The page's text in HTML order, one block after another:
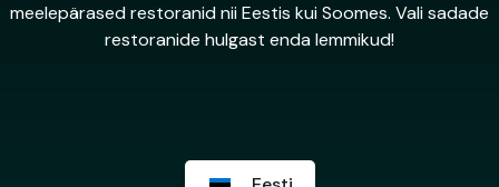
meelepärased restoranid nii Eestis kui Soomes. Vali sadade
restoranide hulgast enda lemmikud!